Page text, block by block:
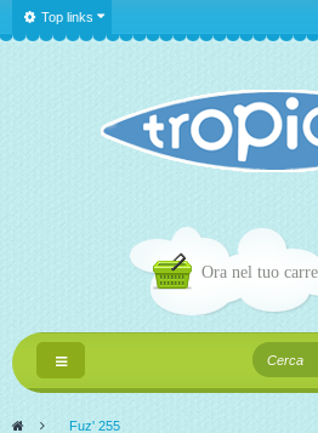
Top links
Ora nel tuo
Navigazione
Toggle
> Fuz' 255